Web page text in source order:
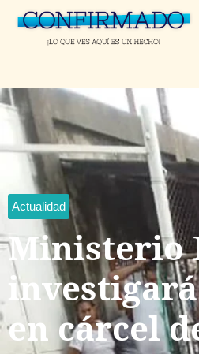
Actualidad
Ministerio
en cárcel